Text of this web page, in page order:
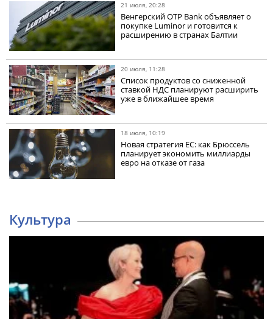
21 июля, 20:28
Венгерский OTP Bank объявляет о
покупке Luminor и готовится к
расширению в странах Балтии
20 июля, 11:28
Список продуктов со сниженной
ставкой НДС планируют расширить
уже в ближайшее время
18 июля, 10:19
Новая стратегия ЕС: как Брюссель
планирует экономить миллиарды
евро на отказе от газа
Культура